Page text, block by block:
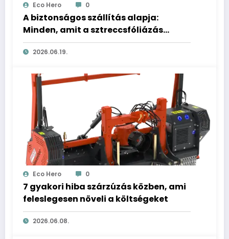
Eco Hero 0
A biztonságos szállítás alapja:
Minden, amit a sztreccsfóliázás
helyes technikájáról tudni kell
2026.06.19.
Eco Hero 0
7 gyakori hiba szárzúzás közben, ami
feleslegesen növeli a költségeket
2026.06.08.